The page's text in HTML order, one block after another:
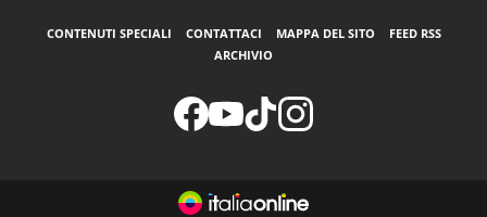
CONTENUTI SPECIALI CONTATTACI MAPPA DEL SITO
FEED RSS
ARCHIVIO